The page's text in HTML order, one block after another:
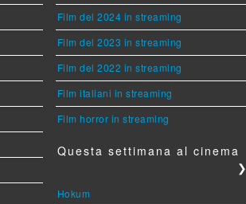
Film del 2024 in streaming
Film del 2023 in streaming
Film del 2022 in streaming
Film italiani in streaming
Film horror in streaming
Questa settimana al cinema
❯
Hokum